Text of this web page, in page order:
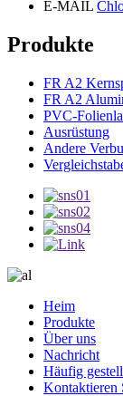
E-MAIL
Produkte
FR A2
FR A2
PVC-
Ausrüstung
Andere
Heim
Produkte
Über uns
Nachricht
Häufig
Kontaktieren